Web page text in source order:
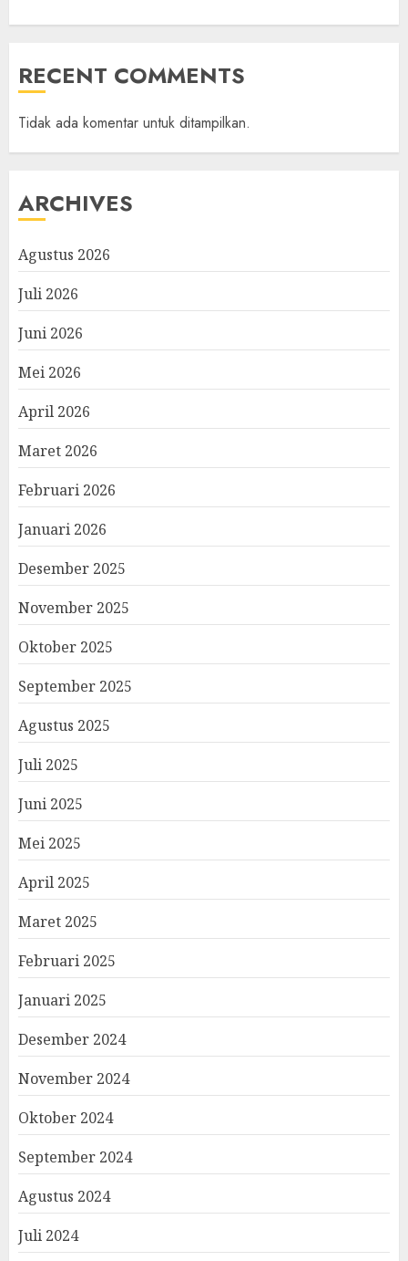
RECENT COMMENTS
Tidak ada komentar untuk ditampilkan.
ARCHIVES
Agustus 2026
Juli 2026
Juni 2026
Mei 2026
April 2026
Maret 2026
Februari 2026
Januari 2026
Desember 2025
November 2025
Oktober 2025
September 2025
Agustus 2025
Juli 2025
Juni 2025
Mei 2025
April 2025
Maret 2025
Februari 2025
Januari 2025
Desember 2024
November 2024
Oktober 2024
September 2024
Agustus 2024
Juli 2024